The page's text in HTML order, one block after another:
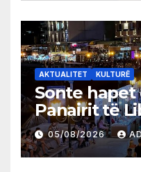
AKTUALITET KULTURË
Sonte hapet
Panairit të
05/08/2026